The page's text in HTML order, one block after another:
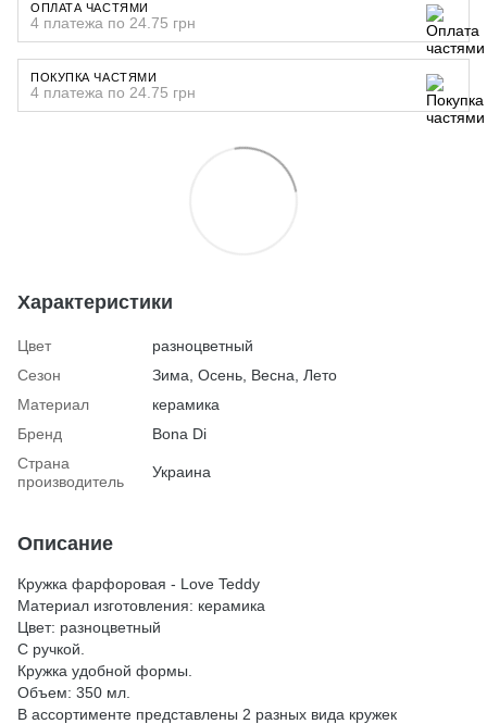
ОПЛАТА ЧАСТЯМИ
4 платежа по 24.75 грн
ПОКУПКА ЧАСТЯМИ
4 платежа по 24.75 грн
Характеристики
Цвет
разноцветный
Сезон
Зима, Осень, Весна, Лето
Материал
керамика
Бренд
Bona Di
Страна
производитель
Украина
Описание
Кружка фарфоровая - Love Teddy
Материал изготовления: керамика
Цвет: разноцветный
С ручкой.
Кружка удобной формы.
Объем: 350 мл.
В ассортименте представлены 2 разных вида кружек